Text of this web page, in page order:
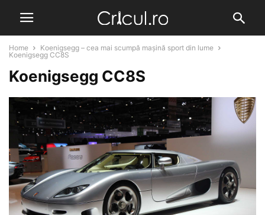
Home
Koenigsegg – cea mai scumpă mașină sport din lume
Koenigsegg CC8S
Koenigsegg CC8S